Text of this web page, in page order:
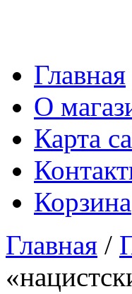
Главная
О
Карта
Корзина
Главная /